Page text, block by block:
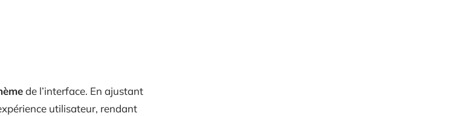
de l’interface. En ajustant
utilisateur, rendant